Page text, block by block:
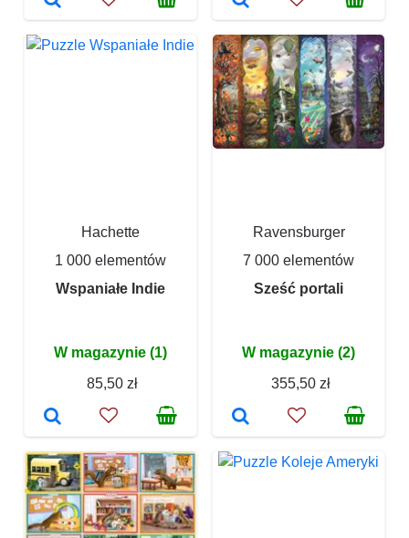
Hachette
1 000 elementów
Wspaniałe Indie
W magazynie (1)
85,50 zł
Ravensburger
7 000 elementów
Sześć portali
W magazynie (2)
355,50 zł